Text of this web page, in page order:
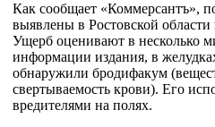
Как сообщает «Коммерсантъ»,
выявлены в Ростовской
Ущерб оценивают в несколько
информации издания, в
обнаружили бродифакум
свертываемость крови). Его
вредителями на полях.